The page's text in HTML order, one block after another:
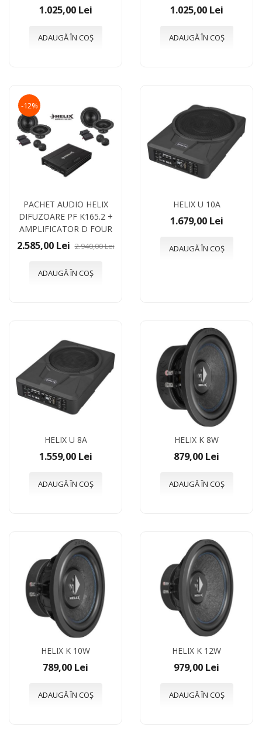
1.025,00 Lei
ADAUGĂ ÎN COȘ
1.025,00 Lei
ADAUGĂ ÎN COȘ
-12%
PACHET AUDIO HELIX
DIFUZOARE PF K165.2 +
AMPLIFICATOR D FOUR
2.585,00 Lei 2.940,00 Lei
ADAUGĂ ÎN COȘ
HELIX U 10A
1.679,00 Lei
ADAUGĂ ÎN COȘ
HELIX U 8A
1.559,00 Lei
ADAUGĂ ÎN COȘ
HELIX K 8W
879,00 Lei
ADAUGĂ ÎN COȘ
HELIX K 10W
789,00 Lei
ADAUGĂ ÎN COȘ
HELIX K 12W
979,00 Lei
ADAUGĂ ÎN COȘ